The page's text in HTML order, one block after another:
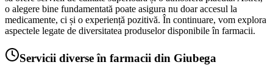
o alegere bine fundamentată poate asigura nu doar accesul la
medicamente, ci și o experiență pozitivă. În continuare, vom explora
aspectele legate de diversitatea produselor disponibile în farmacii.
Servicii diverse în farmacii din Giubega